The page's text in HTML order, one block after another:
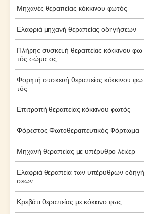
Μηχανές θεραπείας κόκκινου φωτός
Ελαφριά μηχανή θεραπείας οδηγήσεων
Πλήρης συσκευή θεραπείας κόκκινου φω
τός σώματος
Φορητή συσκευή θεραπείας κόκκινου φω
τός
Επιτροπή θεραπείας κόκκινου φωτός
Φόρεστος Φωτοθεραπευτικός Φόρτωμα
Μηχανή θεραπείας με υπέρυθρο λέιζερ
Ελαφριά θεραπεία των υπέρυθρων οδηγή
σεων
Κρεβάτι θεραπείας με κόκκινο φως